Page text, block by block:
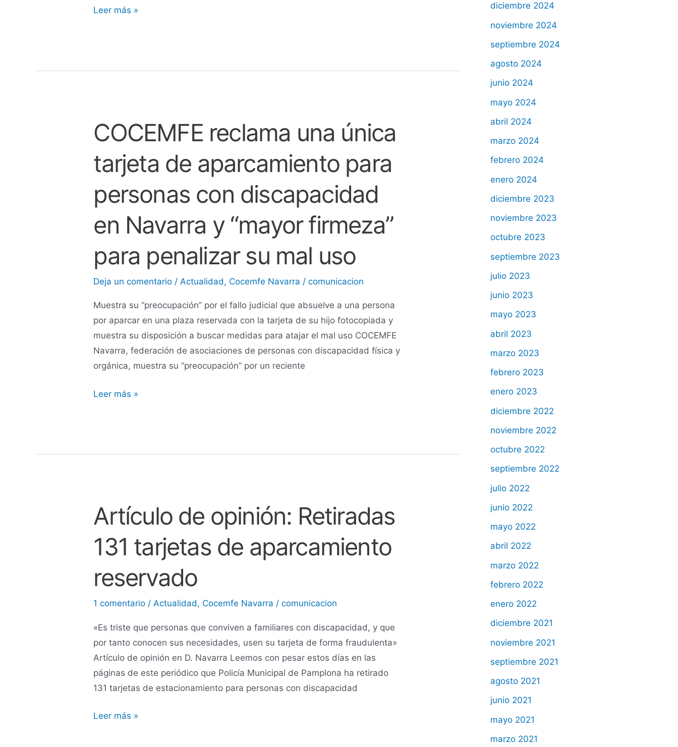
Leer más »
COCEMFE reclama una única
tarjeta de aparcamiento para
personas con discapacidad
en Navarra y “mayor firmeza”
para penalizar su mal uso
Deja un comentario / Actualidad, Cocemfe Navarra /comunicacion
Muestra su “preocupación” por el fallo judicial que absuelve a una persona
por aparcar en una plaza reservada con la tarjeta de su hijo fotocopiada y
muestra su disposición a buscar medidas para atajar el mal uso COCEMFE
Navarra, federación de asociaciones de personas con discapacidad física y
orgánica, muestra su “preocupación” por un reciente
COCEMFE
reclama
una
única
de
aparcamiento
para
con
Navarra
y
“mayor
firmeza”
para
su
Leer más »
Artículo de opinión: Retiradas
131 tarjetas de aparcamiento
reservado
1 comentario /Actualidad, Cocemfe Navarra /comunicacion
«Es triste que personas que conviven a familiares con discapacidad, y que
por tanto conocen sus necesidades, usen su tarjeta de forma fraudulenta»
Artículo de opinión en D. Navarra Leemos con pesar estos días en las
páginas de este periódico que Policía Municipal de Pamplona ha retirado
131 tarjetas de estacionamiento para personas con discapacidad
Artículo
de
opinión:
Retiradas
tarjetas
de
reservado
Leer más »
diciembre 2024
noviembre 2024
septiembre 2024
agosto 2024
junio 2024
mayo 2024
abril 2024
marzo 2024
febrero 2024
enero 2024
diciembre 2023
noviembre 2023
octubre 2023
septiembre 2023
julio 2023
junio 2023
mayo 2023
abril 2023
marzo 2023
febrero 2023
enero 2023
diciembre 2022
noviembre 2022
octubre 2022
septiembre 2022
julio 2022
junio 2022
mayo 2022
abril 2022
marzo 2022
febrero 2022
enero 2022
diciembre 2021
noviembre 2021
septiembre 2021
agosto 2021
junio 2021
mayo 2021
marzo 2021